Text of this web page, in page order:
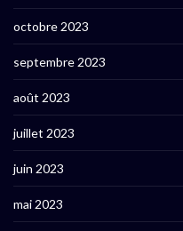
octobre 2023
septembre 2023
août 2023
juillet 2023
juin 2023
mai 2023